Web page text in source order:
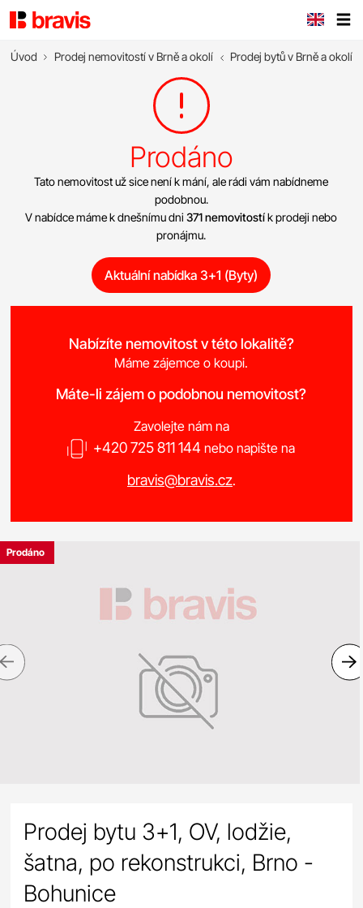
Úvod Prodej nemovitostí v Brně a okolí Prodej bytů v Brně a okolí
Prodáno
Tato nemovitost už sice není k mání, ale rádi vám nabídneme
podobnou.
V nabídce máme k dnešnímu dni371 nemovitostík prodeji nebo
pronájmu.
Aktuální nabídka 3+1 (Byty)
Nabízíte nemovitost v této lokalitě?
Máme zájemce o koupi.
Máte-li zájem o podobnou nemovitost?
Zavolejte nám na
+420 725 811 144 nebo napište na
bravis@bravis.cz.
Prodáno
Prodej bytu 3+1, OV, lodžie,
šatna, po rekonstrukci, Brno -
Bohunice